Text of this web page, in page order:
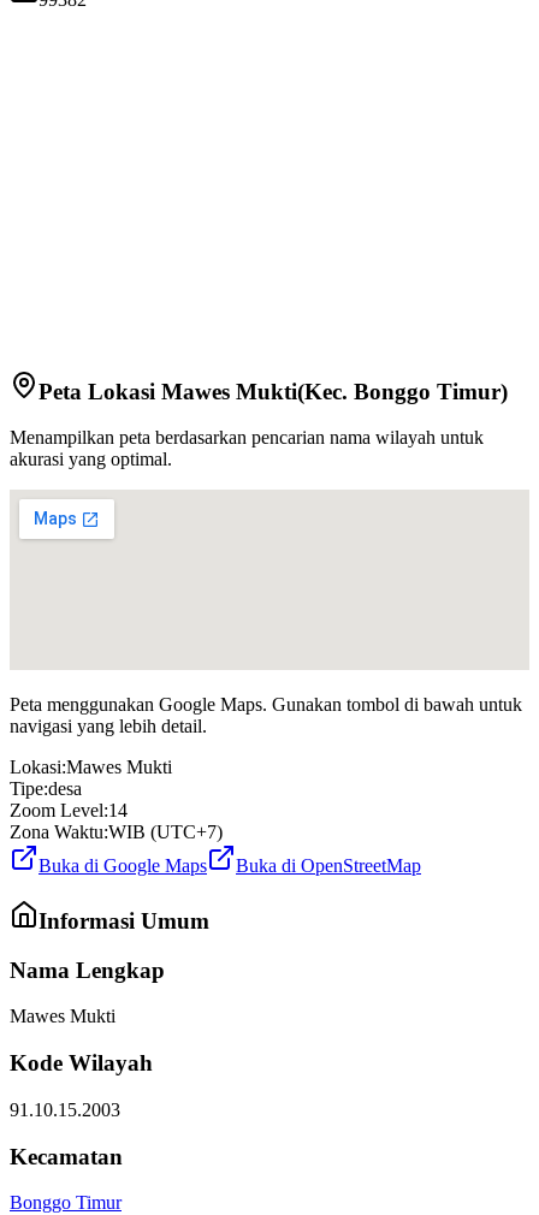
Peta Lokasi Mawes Mukti(Kec. Bonggo Timur)
Menampilkan peta berdasarkan pencarian nama wilayah untuk
akurasi yang optimal.
Peta menggunakan Google Maps. Gunakan tombol di bawah untuk
navigasi yang lebih detail.
Lokasi:Mawes Mukti
Tipe:desa
Zoom Level:14
Zona Waktu:WIB (UTC+7)
Buka di Google Maps
Buka di OpenStreetMap
Informasi Umum
Nama Lengkap
Mawes Mukti
Kode Wilayah
91.10.15.2003
Kecamatan
Bonggo Timur